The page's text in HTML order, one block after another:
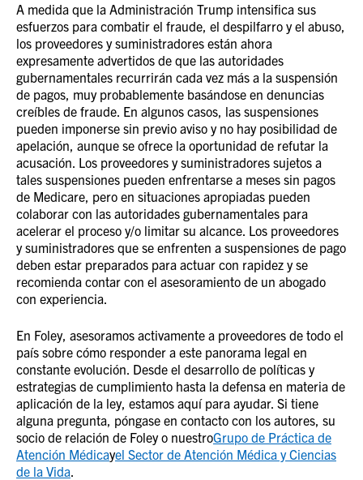
A medida que la Administración Trump intensifica sus
esfuerzos para combatir el fraude, el despilfarro y el abuso,
los proveedores y suministradores están ahora
expresamente advertidos de que las autoridades
gubernamentales recurrirán cada vez más a la suspensión
de pagos, muy probablemente basándose en denuncias
creíbles de fraude. En algunos casos, las suspensiones
pueden imponerse sin previo aviso y no hay posibilidad de
apelación, aunque se ofrece la oportunidad de refutar la
acusación. Los proveedores y suministradores sujetos a
tales suspensiones pueden enfrentarse a meses sin pagos
de Medicare, pero en situaciones apropiadas pueden
colaborar con las autoridades gubernamentales para
acelerar el proceso y/o limitar su alcance. Los proveedores
y suministradores que se enfrenten a suspensiones de pago
deben estar preparados para actuar con rapidez y se
recomienda contar con el asesoramiento de un abogado
con experiencia.
En Foley, asesoramos activamente a proveedores de todo el
país sobre cómo responder a este panorama legal en
constante evolución. Desde el desarrollo de políticas y
estrategias de cumplimiento hasta la defensa en materia de
aplicación de la ley, estamos aquí para ayudar. Si tiene
alguna pregunta, póngase en contacto con los autores, su
socio de relación de Foley o nuestroGrupo de Práctica de
Atención Médicayel Sector de Atención Médica y Ciencias
de la Vida.